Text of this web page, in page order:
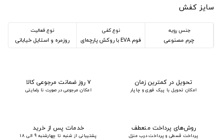
سایز کفش
جنس رویه
چرم مصنوعی
نوع کفی
فوم EVA با روکش پارچه‌ای
نوع فعالیت
روزمره و استایل خیابانی
تحویل در کمترین زمان
امکان تحویل با پیک فوری و چاپار
۷ روز ضمانت مرجوعی کالا
امکان مرجوعی در صورت نا رضایتی
روش‌های پرداخت منعطف
پرداخت قسطی و پرداخت درب منزل
خدمات پس از خرید
پشتیبانی از شنبه تا چهارشنبه 9 الی 18